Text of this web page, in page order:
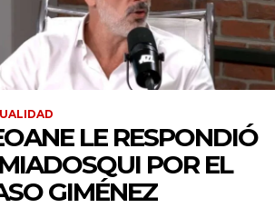
LE RESPONDIÓ
POR EL
GIMÉNEZ